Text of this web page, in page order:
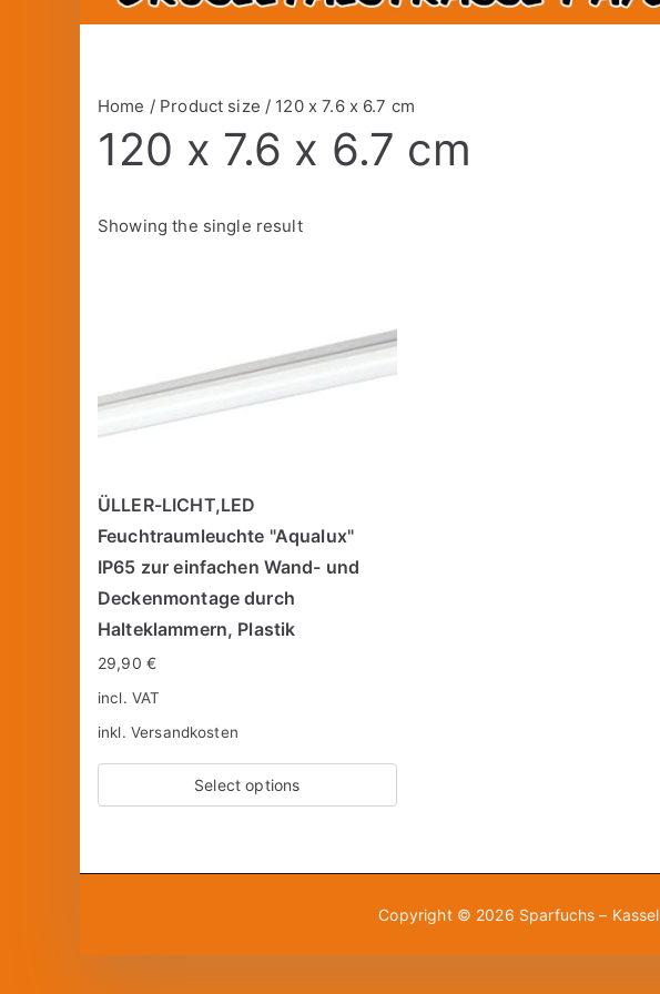
Home / Product size / 120 x 7.6 x 6.7 cm
120 x 7.6 x 6.7 cm
Showing the single result
ÜLLER-LICHT,LED
Feuchtraumleuchte "Aqualux"
IP65 zur einfachen Wand- und
Deckenmontage durch
Halteklammern, Plastik
29,90 €
incl. VAT
inkl. Versandkosten
Select options
Copyright © 2026 Sparfuchs – Kassel